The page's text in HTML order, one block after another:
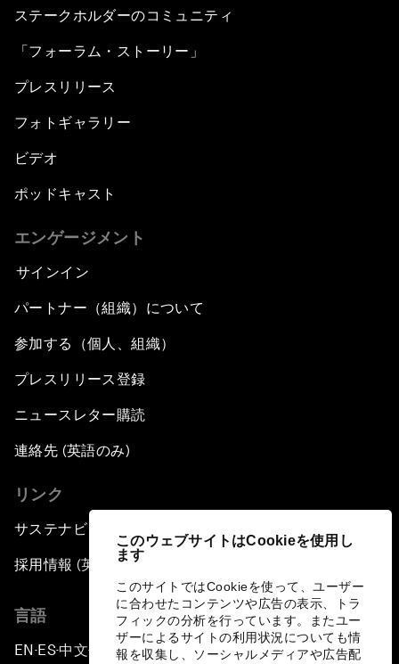
このウェブサイトはCookieを使用し
ます
このサイトではCookieを使って、ユーザー
に合わせたコンテンツや広告の表示、トラ
フィックの分析を行っています。またユー
ザーによるサイトの利用状況についても情
報を収集し、ソーシャルメディアや広告配
ステークホルダーのコミュニティ
「フォーラム・ストーリー」
プレスリリース
フォトギャラリー
ビデオ
ポッドキャスト
エンゲージメント
サインイン
パートナー（組織）について
参加する（個人、組織）
プレスリリース登録
ニュースレター購読
連絡先 (英語のみ)
リンク
サステナビリティへの取り組み
採用情報 (英語のみ)
言語
EN ▪ES▪中文▪ 日本語